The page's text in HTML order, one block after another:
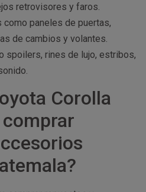
retrovisores y faros.
paneles de puertas,
de cambios y volantes.
spoilers, rines de lujo, estribos,
Corolla